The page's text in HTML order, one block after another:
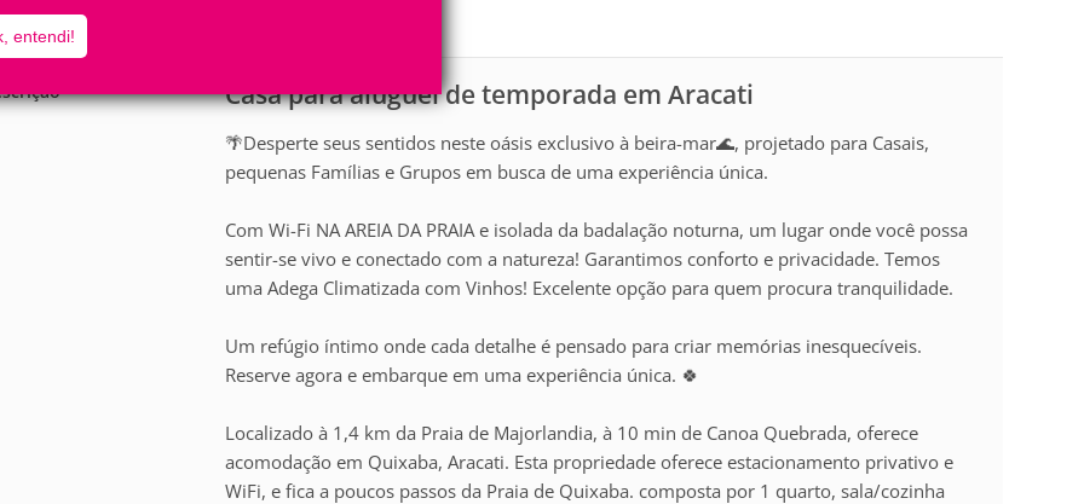
entendi!
Casa para aluguel de temporada em Aracati
🌴Desperte seus sentidos neste oásis exclusivo à beira-mar🌊, projetado para Casais,
pequenas Famílias e Grupos em busca de uma experiência única.
Com Wi-Fi NA AREIA DA PRAIA e isolada da badalação noturna, um lugar onde você possa
sentir-se vivo e conectado com a natureza! Garantimos conforto e privacidade. Temos
uma Adega Climatizada com Vinhos! Excelente opção para quem procura tranquilidade.
Um refúgio íntimo onde cada detalhe é pensado para criar memórias inesquecíveis.
Reserve agora e embarque em uma experiência única. 🍀
Localizado à 1,4 km da Praia de Majorlandia, à 10 min de Canoa Quebrada, oferece
acomodação em Quixaba, Aracati. Esta propriedade oferece estacionamento privativo e
WiFi, e fica a poucos passos da Praia de Quixaba. composta por 1 quarto, sala/cozinha